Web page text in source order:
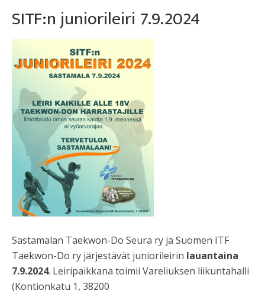
SITF:n juniorileiri 7.9.2024
Sastamalan Taekwon-Do Seura ry ja Suomen ITF
Taekwon-Do ry järjestävät juniorileirin lauantaina
7.9.2024. Leiripaikkana toimii Vareliuksen liikuntahalli
(Kontionkatu 1, 38200